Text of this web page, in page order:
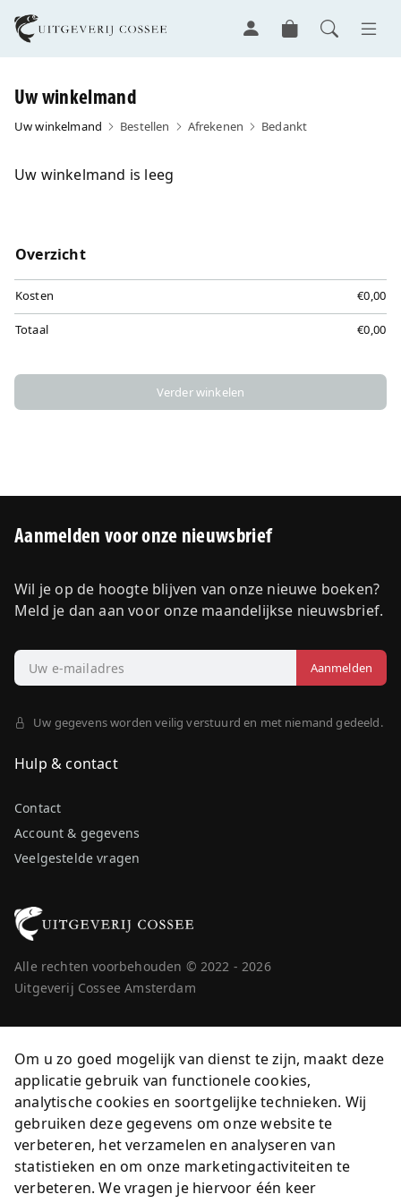
Uw winkelmand
Uw winkelmand Bestellen Afrekenen Bedankt
Uw winkelmand is leeg
Overzicht
Kosten €0,00
Totaal €0,00
Verder winkelen
Aanmelden voor onze nieuwsbrief
Wil je op de hoogte blijven van onze nieuwe boeken?
Meld je dan aan voor onze maandelijkse nieuwsbrief.
Uw gegevens worden veilig verstuurd en met niemand gedeeld.
Hulp & contact
Account & gegevens
Veelgestelde vragen
Contact
Alle rechten voorbehouden © 2022 - 2026
Uitgeverij Cossee Amsterdam
Om u zo goed mogelijk van dienst te zijn, maakt deze
applicatie gebruik van functionele cookies,
analytische cookies en soortgelijke technieken. Wij
gebruiken deze gegevens om onze website te
verbeteren, het verzamelen en analyseren van
statistieken en om onze marketingactiviteiten te
verbeteren. We vragen je hiervoor één keer